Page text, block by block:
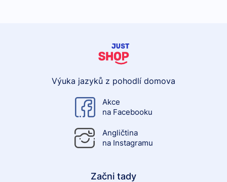
Výuka jazyků z pohodlí domova
Akce
na Facebooku
Angličtina
na Instagramu
Začni tady